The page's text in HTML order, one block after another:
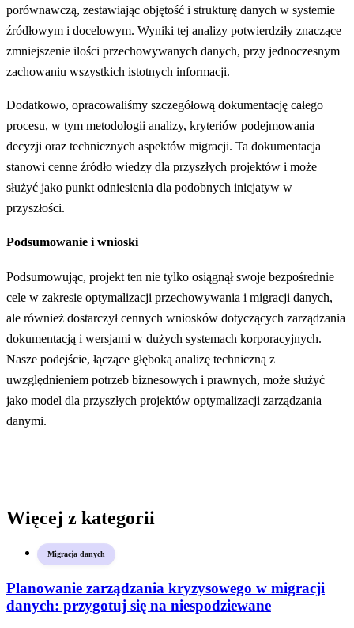
porównawczą, zestawiając objętość i strukturę danych w systemie
źródłowym i docelowym. Wyniki tej analizy potwierdziły znaczące
zmniejszenie ilości przechowywanych danych, przy jednoczesnym
zachowaniu wszystkich istotnych informacji.
Dodatkowo, opracowaliśmy szczegółową dokumentację całego
procesu, w tym metodologii analizy, kryteriów podejmowania
decyzji oraz technicznych aspektów migracji. Ta dokumentacja
stanowi cenne źródło wiedzy dla przyszłych projektów i może
służyć jako punkt odniesienia dla podobnych inicjatyw w
przyszłości.
Podsumowanie i wnioski
Podsumowując, projekt ten nie tylko osiągnął swoje bezpośrednie
cele w zakresie optymalizacji przechowywania i migracji danych,
ale również dostarczył cennych wniosków dotyczących zarządzania
dokumentacją i wersjami w dużych systemach korporacyjnych.
Nasze podejście, łączące głęboką analizę techniczną z
uwzględnieniem potrzeb biznesowych i prawnych, może służyć
jako model dla przyszłych projektów optymalizacji zarządzania
danymi.
Więcej z kategorii
Migracja danych
Planowanie zarządzania kryzysowego w migracji
danych: przygotuj się na niespodziewane